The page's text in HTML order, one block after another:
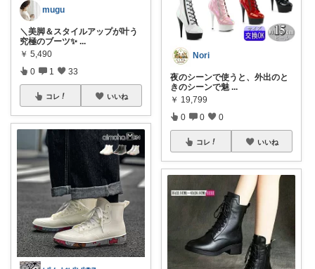
mugu
＼美脚＆スタイルアップが叶う
究極のブーツ✨ ...
￥ 5,490
0 1 33
コレ いいね
Nori
夜のシーンで使うと、外出のと
きのシーンで魅 ...
￥ 19,799
0 0 0
コレ いいね